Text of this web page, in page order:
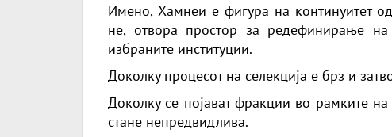
Имено, Хамнеи е фигура на континуитет
не, отвора простор за редефинирање на
избраните институции.
Доколку процесот на селекција е брз и
Доколку се појават фракции во рамките
стане непредвидлива.